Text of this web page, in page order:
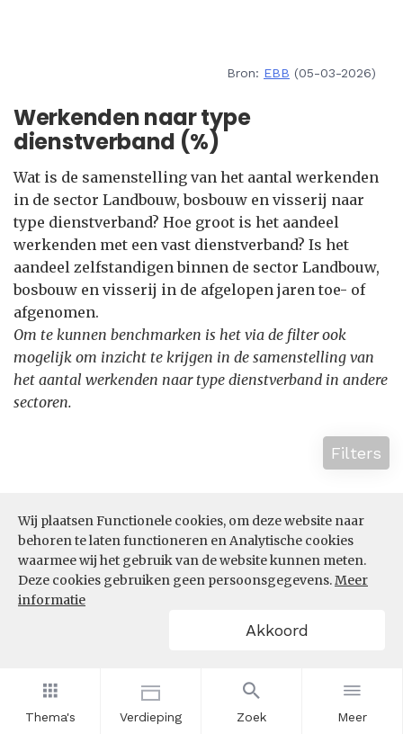
Thema's Verdieping Zoek Meer
Wij plaatsen Functionele cookies, om deze website naar
behoren te laten functioneren en Analytische cookies
waarmee wij het gebruik van de website kunnen meten.
Deze cookies gebruiken geen persoonsgegevens.Meer
informatie
Akkoord
Bron: EBB (05-03-2026)
Werkenden naar type
dienstverband (%)
Wat is de samenstelling van het aantal werkenden
in de sector Landbouw, bosbouw en visserij naar
type dienstverband? Hoe groot is het aandeel
werkenden met een vast dienstverband? Is het
aandeel zelfstandigen binnen de sector Landbouw,
bosbouw en visserij in de afgelopen jaren toe- of
afgenomen.
Om te kunnen benchmarken is het via de filter ook
mogelijk om inzicht te krijgen in de samenstelling van
het aantal werkenden naar type dienstverband in andere
sectoren.
Filters